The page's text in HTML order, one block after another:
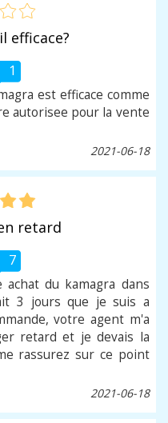
efficace?
1
est efficace comme
autorisee pour la vente
2021-06-18
retard
7
du kamagra dans
3 jours que je suis a
votre agent m'a
retard et je devais la
rassurez sur ce point
2021-06-18